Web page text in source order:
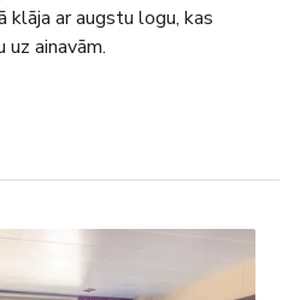
klāja ar augstu logu, kas
ainavām.